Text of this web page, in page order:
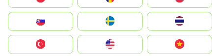
United States